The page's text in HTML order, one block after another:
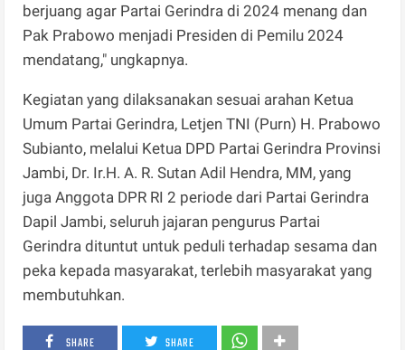
berjuang agar Partai Gerindra di 2024 menang dan
Pak Prabowo menjadi Presiden di Pemilu 2024
mendatang," ungkapnya.
Kegiatan yang dilaksanakan sesuai arahan Ketua
Umum Partai Gerindra, Letjen TNI (Purn) H. Prabowo
Subianto, melalui Ketua DPD Partai Gerindra Provinsi
Jambi, Dr. Ir.H. A. R. Sutan Adil Hendra, MM, yang
juga Anggota DPR RI 2 periode dari Partai Gerindra
Dapil Jambi, seluruh jajaran pengurus Partai
Gerindra dituntut untuk peduli terhadap sesama dan
peka kepada masyarakat, terlebih masyarakat yang
membutuhkan.
SHARE SHARE